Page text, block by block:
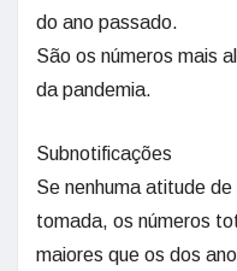
do ano passado.
São os números mais
da pandemia.
Subnotificações
Se nenhuma atitude
tomada, os números
maiores que os dos